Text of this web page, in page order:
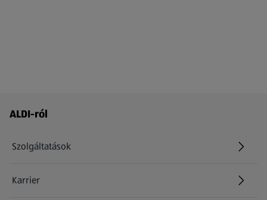
Láblécmenü - további linkek
ALDI-ról
Szolgáltatások
Karrier
(új oldalon nyílik meg)